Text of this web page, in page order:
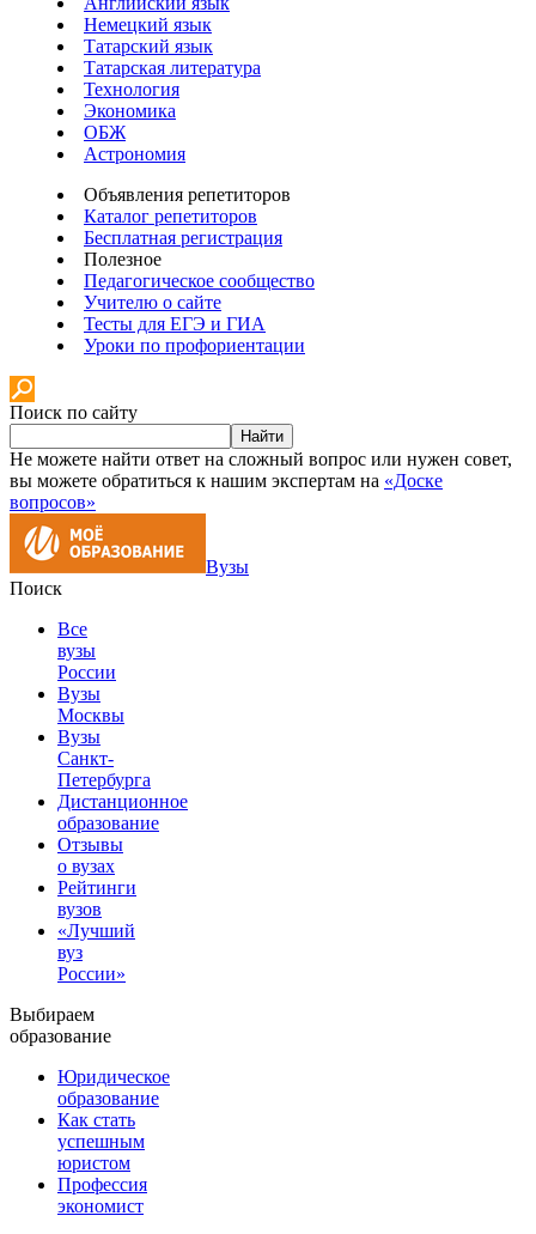
Немецкий язык
Татарский язык
Татарская литература
Технология
Экономика
ОБЖ
Астрономия
Объявления репетиторов
Каталог репетиторов
Бесплатная регистрация
Полезное
Педагогическое сообщество
Учителю о сайте
Тесты для ЕГЭ и ГИА
Уроки по профориентации
Поиск по сайту
Найти
Не можете найти ответ на сложный вопрос или нужен совет,
вы можете обратиться к нашим экспертам на «Доске
вопросов»
Вузы
Поиск
Все
вузы
России
Вузы
Москвы
Вузы
Санкт-
Петербурга
Дистанционное
образование
Отзывы
о вузах
Рейтинги
вузов
«Лучший
вуз
России»
Выбираем
образование
Юридическое
образование
Как стать
успешным
юристом
Профессия
экономист